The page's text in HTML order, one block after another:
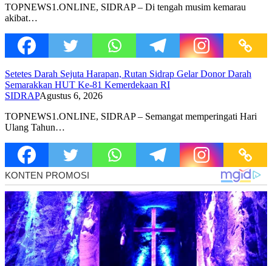
TOPNEWS1.ONLINE, SIDRAP – Di tengah musim kemarau
akibat…
Setetes Darah Sejuta Harapan, Rutan Sidrap Gelar Donor Darah
Semarakkan HUT Ke-81 Kemerdekaan RI
SIDRAPAgustus 6, 2026
TOPNEWS1.ONLINE, SIDRAP – Semangat memperingati Hari
Ulang Tahun…